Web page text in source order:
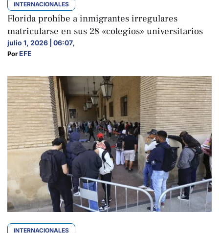
INTERNACIONALES
Florida prohíbe a inmigrantes irregulares
matricularse en sus 28 «colegios» universitarios
julio 1, 2026 | 06:07,
Por EFE
INTERNACIONALES